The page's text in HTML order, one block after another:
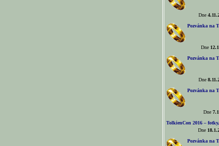
Dne
Pozvánka na
Dne
Pozvánka na
Dne
Pozvánka na
Dne
TolkienCon 2016 –
Dne
Pozvánka na